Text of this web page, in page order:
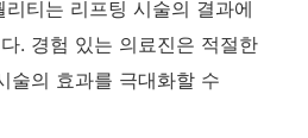
티는 리프팅 시술의 결과에
. 경험 있는 의료진은 적절한
술의 효과를 극대화할 수